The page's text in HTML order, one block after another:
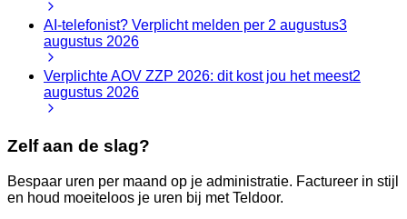
AI-telefonist? Verplicht melden per 2 augustus3
augustus 2026
Verplichte AOV ZZP 2026: dit kost jou het meest2
augustus 2026
Zelf aan de slag?
Bespaar uren per maand op je administratie. Factureer in stijl
en houd moeiteloos je uren bij met Teldoor.